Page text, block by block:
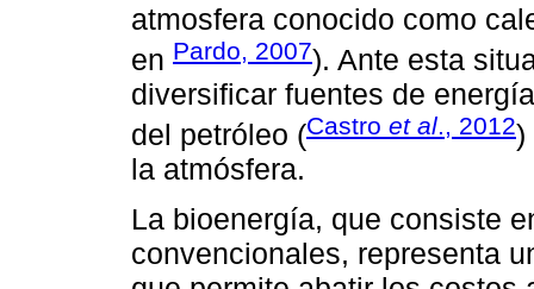
atmosfera conocido como
en Pardo, 2007). Ante esta
diversificar fuentes de
del petróleo (Castro et al., 2012)
la atmósfera.
La bioenergía, que consiste
convencionales, representa